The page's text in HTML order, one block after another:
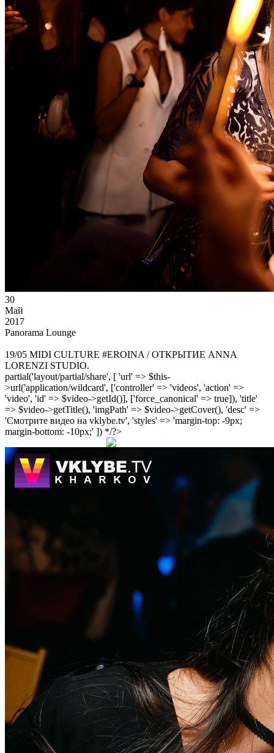
30
Май
2017
Panorama Lounge
19/05 MIDI CULTURE #EROINA / ОТКРЫТИЕ ANNA
LORENZI STUDIO.
partial('layout/partial/share', [ 'url' => $this-
>url('application/wildcard', ['controller' => 'videos', 'action' =>
'video', 'id' => $video->getId()], ['force_canonical' => true]), 'title'
=> $video->getTitle(), 'imgPath' => $video->getCover(), 'desc' =>
'Смотрите видео на vklybe.tv', 'styles' => 'margin-top: -9px;
margin-bottom: -10px;' ]) */?>